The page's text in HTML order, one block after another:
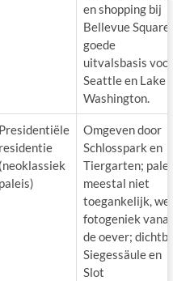
en shopping bij
Bellevue Square;
goede
uitvalsbasis voor
Seattle en Lake
Washington.
Presidentiële
residentie
(neoklassiek
paleis)
Omgeven door
Schlosspark en
Tiergarten;
meestal niet
toegankelijk, wel
fotogeniek vanaf
de oever;
Siegessäule en
Slot